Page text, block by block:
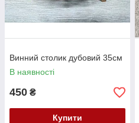
Винний столик дубовий 35см
В наявності
450 ₴
Купити